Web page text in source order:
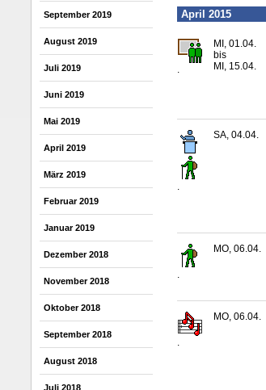
September 2019
August 2019
Juli 2019
Juni 2019
Mai 2019
April 2019
März 2019
Februar 2019
Januar 2019
Dezember 2018
November 2018
Oktober 2018
September 2018
August 2018
Juli 2018
April 2015
.
MI, 01.04.
bis
MI, 15.04.
SA, 04.04.
MO, 06.04.
.
MO, 06.04.